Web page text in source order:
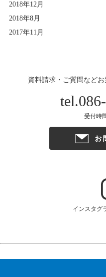
2018年12月
2018年8月
2017年11月
資料請求・ご質問など
受付時
インスタグ